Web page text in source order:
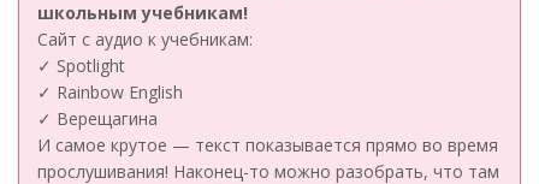
школьным учебникам!
Сайт с аудио к учебникам:
✓ Spotlight
✓ Rainbow English
✓ Верещагина
И самое крутое — текст показывается прямо во время
прослушивания! Наконец-то можно разобрать, что там